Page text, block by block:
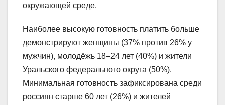
окружающей среде.
Наиболее высокую готовность платить больше
демонстрируют женщины (37% против 26% у
мужчин), молодёжь 18–24 лет (40%) и жители
Уральского федерального округа (50%).
Минимальная готовность зафиксирована среди
россиян старше 60 лет (26%) и жителей